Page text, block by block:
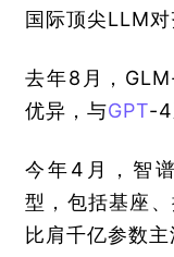
国际顶尖LLM对
去年8月，
优异，与GPT-4
今年4月，智
型，包括基座
比肩千亿参数主